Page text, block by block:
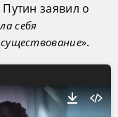
заявил о
себя
.